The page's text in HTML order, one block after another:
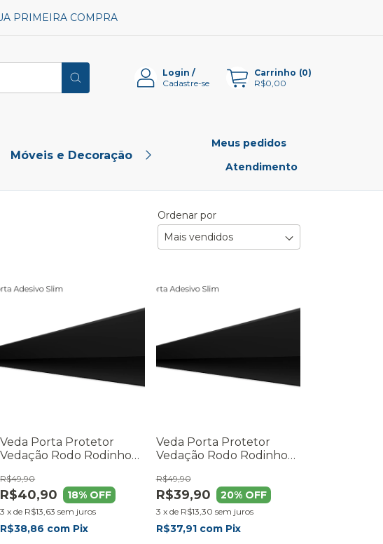
PRIMEIRA COMPRA
Login /
Cadastre-se
Carrinho (0)
R$0,00
Móveis e Decoração
Meus pedidos
Atendimento
Ordenar por
Veda Porta Protetor
Vedação Rodo Rodinho
Preto
R$40,90
R$49,90
18% OFF
3 xde R$13,63 sem juros
R$38,86 com Pix
Veda Porta Protetor
Vedação Rodo Rodinho
Preto
R$39,90
R$49,90
20% OFF
3 x de R$13,30 sem juros
R$37,91 com Pix